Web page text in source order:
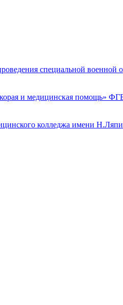
специальной
«Скорая и медицинская
колледжа имени